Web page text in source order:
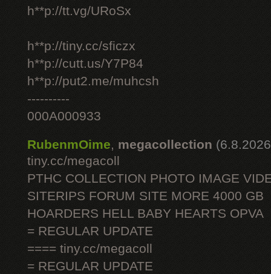
h**p://tt.vg/URoSx
h**p://tiny.cc/sficzx
h**p://cutt.us/Y7P84
h**p://put2.me/muhcsh
----------
000A000933
RubenmOime, megacollection
tiny.cc/megacoll
PTHC COLLECTION PHOTO IMAGE
SITERIPS FORUM SITE MORE 4000 GB
HOARDERS HELL BABY HEARTS OPVA
= REGULAR UPDATE
==== tiny.cc/megacoll
= REGULAR UPDATE